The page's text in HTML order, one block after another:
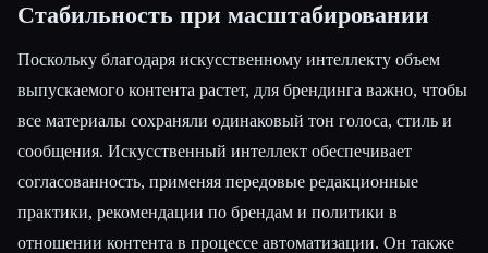
Стабильность при масштабировании
Поскольку благодаря искусственному интеллекту объем
выпускаемого контента растет, для брендинга важно, чтобы
все материалы сохраняли одинаковый тон голоса, стиль и
сообщения. Искусственный интеллект обеспечивает
согласованность, применяя передовые редакционные
практики, рекомендации по брендам и политики в
отношении контента в процессе автоматизации. Он также